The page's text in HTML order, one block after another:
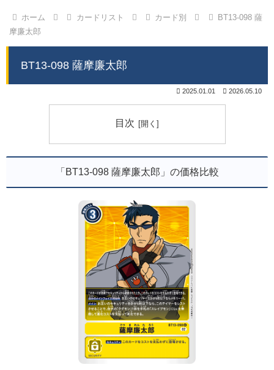
ホーム カードリスト カード別
BT13-098 薩
摩廉太郎
BT13-098 薩摩廉太郎
2025.01.01 2026.05.10
目次
「BT13-098 薩摩廉太郎」の価格比較